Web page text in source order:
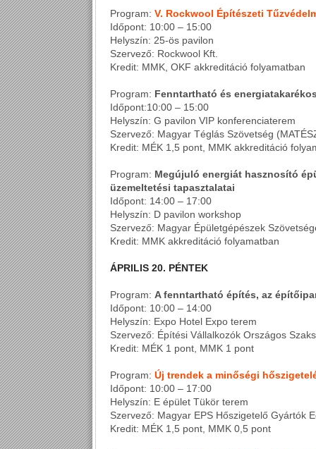
Program: V. Rockwool Építészeti
Időpont: 10:00 – 15:00
Helyszín: 25-ös pavilon
Szervező: Rockwool Kft.
Kredit: MMK, OKF akkreditáció folyamatban
Program: Fenntartható és
Időpont:10:00 – 15:00
Helyszín: G pavilon VIP konferenciaterem
Szervező: Magyar Téglás Szövetség
Kredit: MÉK 1,5 pont, MMK akkreditáció
Program: Megújuló energiát hasznosító
üzemeltetési tapasztalatai
Időpont: 14:00 – 17:00
Helyszín: D pavilon workshop
Szervező: Magyar Épületgépészek
Kredit: MMK akkreditáció folyamatban
ÁPRILIS 20. PÉNTEK
Program: A fenntartható építés, az
Időpont: 10:00 – 14:00
Helyszín: Expo Hotel Expo terem
Szervező: Építési Vállalkozók Országos
Kredit: MÉK 1 pont, MMK 1 pont
Program: Új trendek a minőségi
Időpont: 10:00 – 17:00
Helyszín: E épület Tükör terem
Szervező: Magyar EPS Hőszigetelő Gyártók
Kredit: MÉK 1,5 pont, MMK 0,5 pont